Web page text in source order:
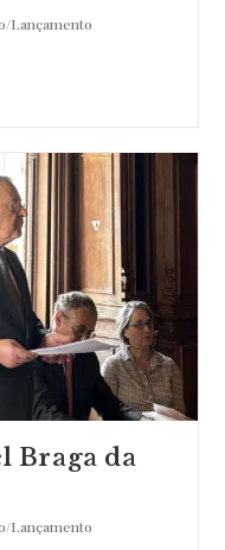
/Lançamento
Braga da
/Lançamento